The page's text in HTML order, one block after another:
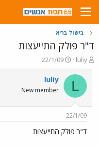
בישול בריא
ד"ר פולק התייעצות
פ
ו
ת
ח
ה
ו
ש
א
luliy
פ
ו
ס
ר
22/1/09
L
luliy
New member
22/1/09
ד"ר פולק התייעצות